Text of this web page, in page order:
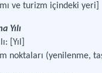
ve turizm içindeki yeri]
Yılı
[Yıl]
noktaları (yenilenme,